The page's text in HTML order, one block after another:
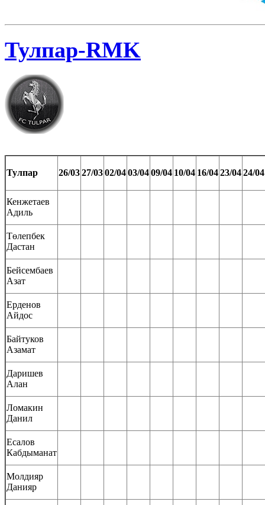
Тулпар-RMK
Тулпар 26/0327/0302/0403/0409/04 10/04 16/0423/0424/04
Кенжетаев
Адиль
Төлепбек
Дастан
Бейсембаев
Азат
Ерденов
Айдос
Байтуков
Азамат
Даришев
Алан
Ломакин
Данил
Есалов
Кабдыманат
Молдияр
Данияр